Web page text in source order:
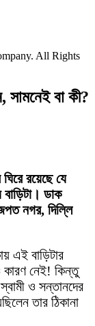
All Rights
সামনেই বা কী?
রয়েছে যে
বাড়িটা। ডাক
নগর, দিল্লি
এই বাড়িটার
কারণ নেই! কিন্তু
ও সন্তানদের
তার ঠিকানা